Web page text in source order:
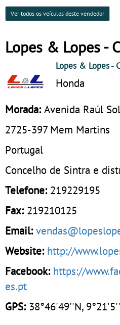
Ver todos os veículos deste vendedor
Lopes & Lopes -
Lopes & Lopes-
Honda
Morada: Avenida Raúl
2725-397 Mem Martins
Portugal
Concelho de Sintra e
Telefone: 219229195
Fax: 219210125
Email:
Website: http://
Facebook: https://
es.pt
GPS:38°46'49''N,